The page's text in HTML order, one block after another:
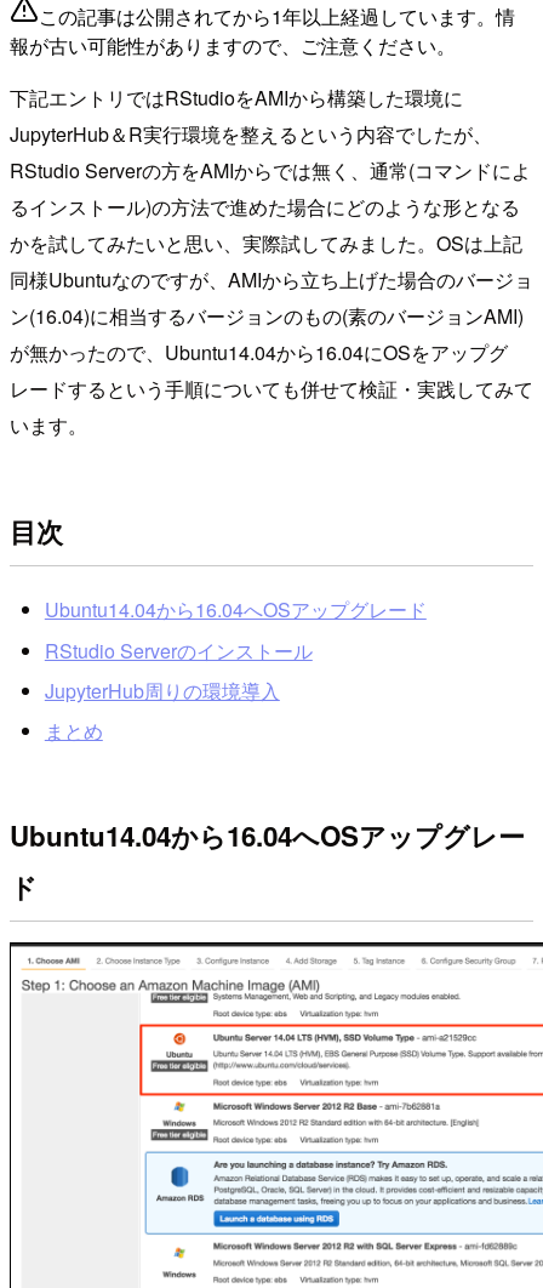
この記事は公開されてから1年以上経過しています。情
報が古い可能性がありますので、ご注意ください。
下記エントリではRStudioをAMIから構築した環境に
JupyterHub＆R実行環境を整えるという内容でしたが、
RStudio Serverの方をAMIからでは無く、通常(コマンドによ
るインストール)の方法で進めた場合にどのような形となる
かを試してみたいと思い、実際試してみました。OSは上記
同様Ubuntuなのですが、AMIから立ち上げた場合のバージョ
ン(16.04)に相当するバージョンのもの(素のバージョンAMI)
が無かったので、Ubuntu14.04から16.04にOSをアップグ
レードするという手順についても併せて検証・実践してみて
います。
目次
Ubuntu14.04から16.04へOSアップグレード
RStudio Serverのインストール
JupyterHub周りの環境導入
まとめ
Ubuntu14.04から16.04へOSアップグレー
ド